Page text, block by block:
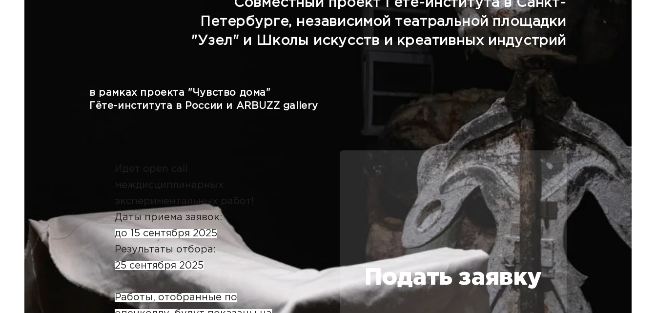
Совместный проект Гёте-института в Санкт-
Петербурге, независимой театральной площадки
"Узел" и Школы искусств и креативных индустрий
в рамках проекта "Чувство дома"
Гёте-института в России и ARBUZZ gallery
Идет open call
междисциплинарных
экспериментальных работ!
Даты приема заявок:
до 15 сентября 2025
Результаты отбора:
25 сентября 2025
Работы, отобранные по
Подать заявку